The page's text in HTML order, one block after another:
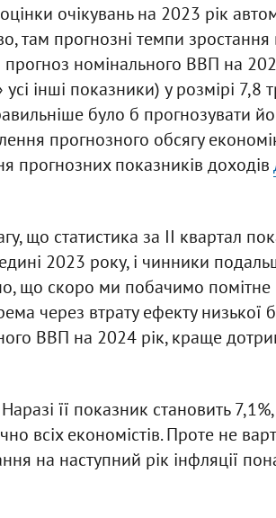
очікувань на 2023 рік
там прогнозні темпи
номінального ВВП на
інші показники) у розмірі 7,8
було б прогнозувати
прогнозного обсягу
прогнозних показників доходів
що статистика за ІІ квартал
2023 року, і чинники
що скоро ми побачимо помітне
через втрату ефекту низької
ВВП на 2024 рік, краще
Наразі її показник становить
всіх економістів. Проте не
на наступний рік інфляції